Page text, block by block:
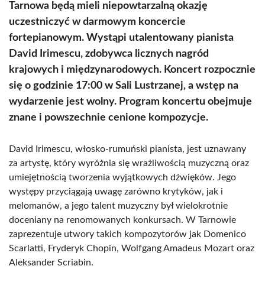
Tarnowa będą mieli niepowtarzalną okazję
uczestniczyć w darmowym koncercie
fortepianowym. Wystąpi utalentowany pianista
David Irimescu, zdobywca licznych nagród
krajowych i międzynarodowych. Koncert rozpocznie
się o godzinie 17:00 w Sali Lustrzanej, a wstęp na
wydarzenie jest wolny. Program koncertu obejmuje
znane i powszechnie cenione kompozycje.
David Irimescu, włosko-rumuński pianista, jest uznawany
za artystę, który wyróżnia się wrażliwością muzyczną oraz
umiejętnością tworzenia wyjątkowych dźwięków. Jego
występy przyciągają uwagę zarówno krytyków, jak i
melomanów, a jego talent muzyczny był wielokrotnie
doceniany na renomowanych konkursach. W Tarnowie
zaprezentuje utwory takich kompozytorów jak Domenico
Scarlatti, Fryderyk Chopin, Wolfgang Amadeus Mozart oraz
Aleksander Scriabin.